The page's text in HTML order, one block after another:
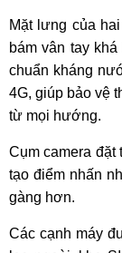
Mặt lưng của
bám vân tay
chuẩn kháng
4G, giúp bảo vệ
từ mọi hướng.
Cụm camera đặt
tạo điểm nhấn
gàng hơn.
Các cạnh máy